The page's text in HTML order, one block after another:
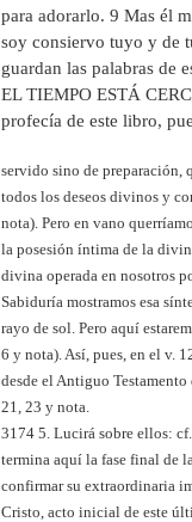
para adorarlo. 9 Mas él
soy consiervo tuyo y de
guardan las palabras de
EL TIEMPO ESTÁ
profecía de este libro,
servido sino de preparación,
todos los deseos divinos y
nota). Pero en vano
la posesión íntima de la
divina operada en nosotros
Sabiduría mostramos esa
rayo de sol. Pero aquí
6 y nota). Así, pues, en el v.
desde el Antiguo
21, 23 y nota.
3174 5. Lucirá sobre ellos:
termina aquí la fase final de
confirmar su extraordinaria
Cristo, acto inicial de este